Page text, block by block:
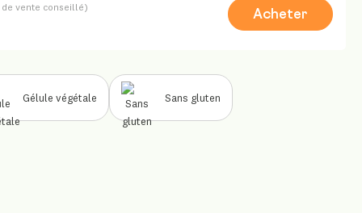
de vente conseillé)
Acheter
Gélule végétale Sans gluten